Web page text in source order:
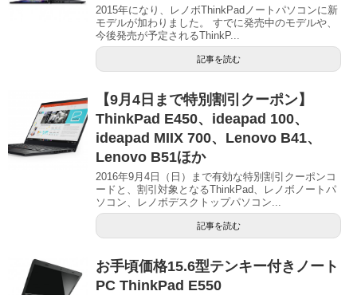
2015年になり、レノボThinkPadノートパソコンに新
モデルが加わりました。 すでに発売中のモデルや、
今後発売が予定されるThinkP...
記事を読む
【9月4日まで特別割引クーポン】
ThinkPad E450、ideapad 100、
ideapad MIIX 700、Lenovo B41、
Lenovo B51ほか
2016年9月4日（日）まで有効な特別割引クーポンコ
ードと、割引対象となるThinkPad、レノボノートパ
ソコン、レノボデスクトップパソコン...
記事を読む
お手頃価格15.6型テンキー付きノート
PC ThinkPad E550